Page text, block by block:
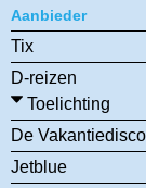
Aanbieder
Tix
D-reizen
Toelichting
De
Jetblue